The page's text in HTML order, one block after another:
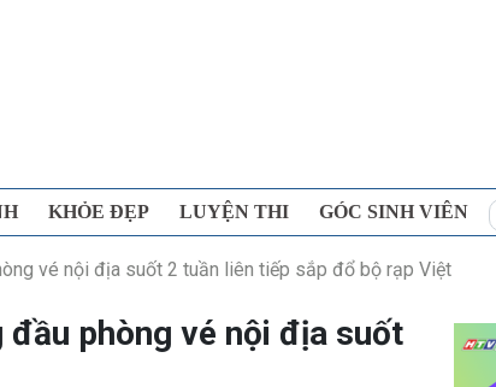
KHỎE ĐẸP LUYỆN THI GÓC SINH VIÊN
vé nội địa suốt 2 tuần liên tiếp sắp đổ bộ rạp Việt
đầu phòng vé nội địa suốt